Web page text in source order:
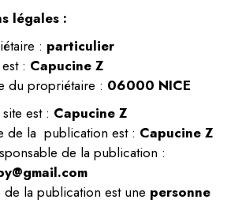
légales :
: particulier
: Capucine Z
du propriétaire : 06000 NICE
est : Capucine Z
de la publication est : Capucine Z
de la publication :
de la publication est une personne